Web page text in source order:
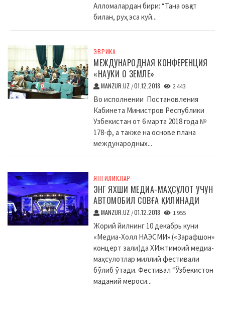
Алломалардан бири: “Тана овқат
билан, руҳ эса куй...
ЭВРИКА
МЕЖДУНАРОДНАЯ КОНФЕРЕНЦИЯ
«НАУКИ О ЗЕМЛЕ»
MANZUR.UZ /01.12.2018 2 443
Во исполнении Постановления
Кабинета Министров Республики
Узбекистан от 6 марта 2018 года №
178-ф, а также на основе плана
международных...
ЯНГИЛИКЛАР
ЭНГ ЯХШИ МЕДИА-МАҲСУЛОТ УЧУН
АВТОМОБИЛ СОВҒА ҚИЛИНАДИ
MANZUR.UZ /01.12.2018 1 955
Жорий йилнинг 10 декабрь куни
«Медиа-Холл НАЭСМИ» («Зарафшон»
концерт зали)да XИжтимоий медиа-
маҳсулотлар миллий фестивали
бўлиб ўтади. Фестивал “Ўзбекистон
маданий мероси...